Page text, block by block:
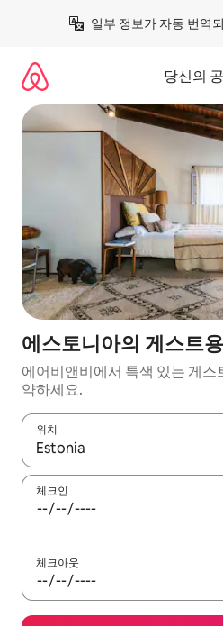
일부 정보가 자동 번역
당신의
에스토니아의 게스트
에어비앤비에서 특색 있는 게스
약하세요.
위치
결과가 나오면 위·아래 화살표
체크인
체크아웃